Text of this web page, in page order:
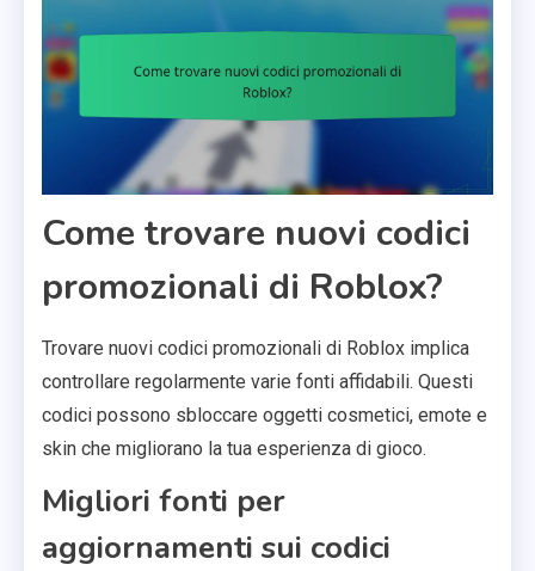
Come trovare nuovi codici
promozionali di Roblox?
Trovare nuovi codici promozionali di Roblox implica
controllare regolarmente varie fonti affidabili. Questi
codici possono sbloccare oggetti cosmetici, emote e
skin che migliorano la tua esperienza di gioco.
Migliori fonti per
aggiornamenti sui codici